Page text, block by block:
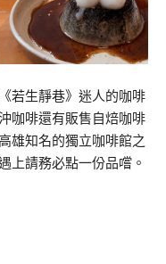
若生靜巷》迷人的咖啡
咖啡還有販售自焙咖啡
雄知名的獨立咖啡館之
上請務必點一份品嚐。